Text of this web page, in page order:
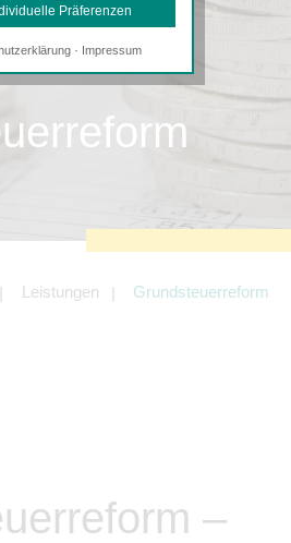
Leistungen Grundsteuerreform
–
Präferenzen
Cookies
sind erforderlich, um die
und Targeting-Cookies
einschließlich der
von z.B. Facebook und
· Impressum